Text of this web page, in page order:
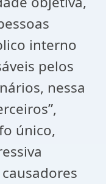
interno
pelos
nessa
único,